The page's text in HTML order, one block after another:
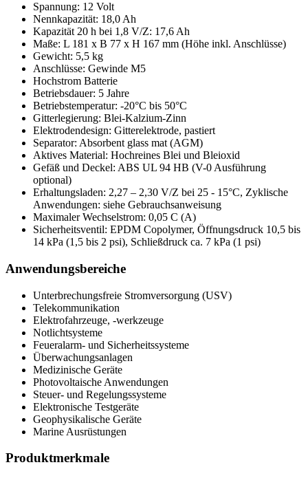
Spannung: 12 Volt
Nennkapazität: 18,0 Ah
Kapazität 20 h bei 1,8 V/Z: 17,6 Ah
Maße: L 181 x B 77 x H 167 mm (Höhe inkl. Anschlüsse)
Gewicht: 5,5 kg
Anschlüsse: Gewinde M5
Hochstrom Batterie
Betriebsdauer: 5 Jahre
Betriebstemperatur: -20°C bis 50°C
Gitterlegierung: Blei-Kalzium-Zinn
Elektrodendesign: Gitterelektrode, pastiert
Separator: Absorbent glass mat (AGM)
Aktives Material: Hochreines Blei und Bleioxid
Gefäß und Deckel: ABS UL 94 HB (V-0 Ausführung
optional)
Erhaltungsladen: 2,27 – 2,30 V/Z bei 25 - 15°C, Zyklische
Anwendungen: siehe Gebrauchsanweisung
Maximaler Wechselstrom: 0,05 C (A)
Sicherheitsventil: EPDM Copolymer, Öffnungsdruck 10,5 bis
14 kPa (1,5 bis 2 psi), Schließdruck ca. 7 kPa (1 psi)
Anwendungsbereiche
Unterbrechungsfreie Stromversorgung (USV)
Telekommunikation
Elektrofahrzeuge, -werkzeuge
Notlichtsysteme
Feueralarm- und Sicherheitssysteme
Überwachungsanlagen
Medizinische Geräte
Photovoltaische Anwendungen
Steuer- und Regelungssysteme
Elektronische Testgeräte
Geophysikalische Geräte
Marine Ausrüstungen
Produktmerkmale